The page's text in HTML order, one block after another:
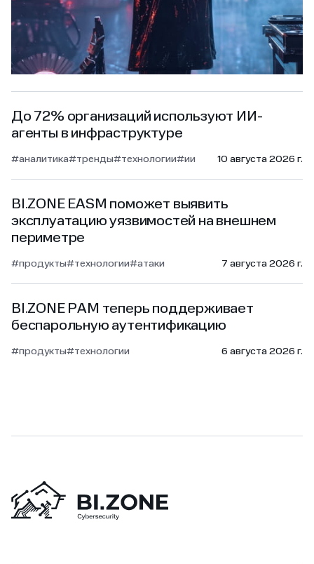
До 72% организаций используют ИИ-
агенты в инфраструктуре
#аналитика#тренды#технологии#ии 10 августа 2026 г.
BI.ZONE EASM поможет выявить
эксплуатацию уязвимостей на внешнем
периметре
#продукты#технологии#атаки 7 августа 2026 г.
BI.ZONE PAM теперь поддерживает
беспарольную аутентификацию
#продукты#технологии 6 августа 2026 г.